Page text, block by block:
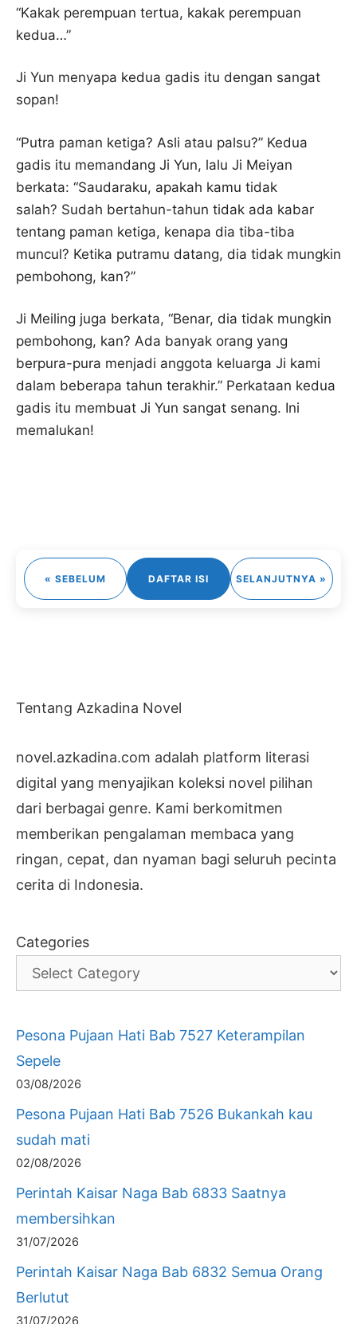
“Kakak perempuan tertua, kakak perempuan
kedua…”
Ji Yun menyapa kedua gadis itu dengan sangat
sopan!
“Putra paman ketiga? Asli atau palsu?” Kedua
gadis itu memandang Ji Yun, lalu Ji Meiyan
berkata: “Saudaraku, apakah kamu tidak
salah? Sudah bertahun-tahun tidak ada kabar
tentang paman ketiga, kenapa dia tiba-tiba
muncul? Ketika putramu datang, dia tidak mungkin
pembohong, kan?”
Ji Meiling juga berkata, “Benar, dia tidak mungkin
pembohong, kan? Ada banyak orang yang
berpura-pura menjadi anggota keluarga Ji kami
dalam beberapa tahun terakhir.” Perkataan kedua
gadis itu membuat Ji Yun sangat senang. Ini
memalukan!
« SEBELUM DAFTAR ISI SELANJUTNYA »
Tentang Azkadina Novel
novel.azkadina.com adalah platform literasi
digital yang menyajikan koleksi novel pilihan
dari berbagai genre. Kami berkomitmen
memberikan pengalaman membaca yang
ringan, cepat, dan nyaman bagi seluruh pecinta
cerita di Indonesia.
Categories
Pesona Pujaan Hati Bab 7527 Keterampilan
Sepele
03/08/2026
Pesona Pujaan Hati Bab 7526 Bukankah kau
sudah mati
02/08/2026
Perintah Kaisar Naga Bab 6833 Saatnya
membersihkan
31/07/2026
Perintah Kaisar Naga Bab 6832 Semua Orang
Berlutut
31/07/2026